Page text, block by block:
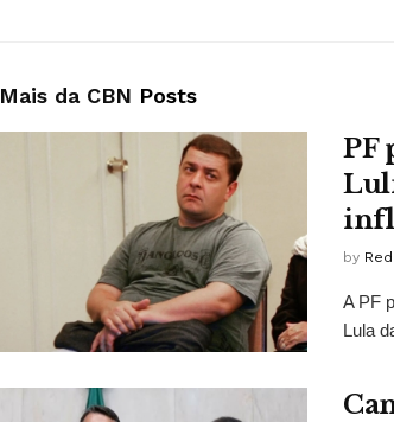
Mais da CBN Posts
PF
by
A PF
Lula